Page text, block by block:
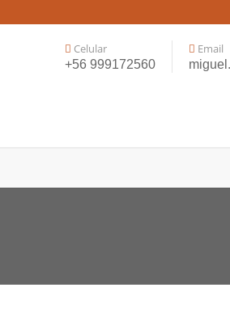
Celular
+56 999172560
Email